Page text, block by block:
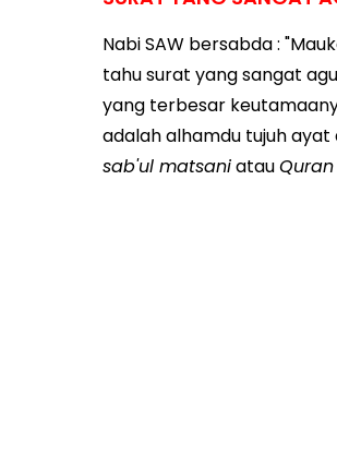
Nabi SAW bersabda :
tahu surat yang sangat
yang terbesar
adalah alhamdu tujuh ayat
sab'ul matsaniatau